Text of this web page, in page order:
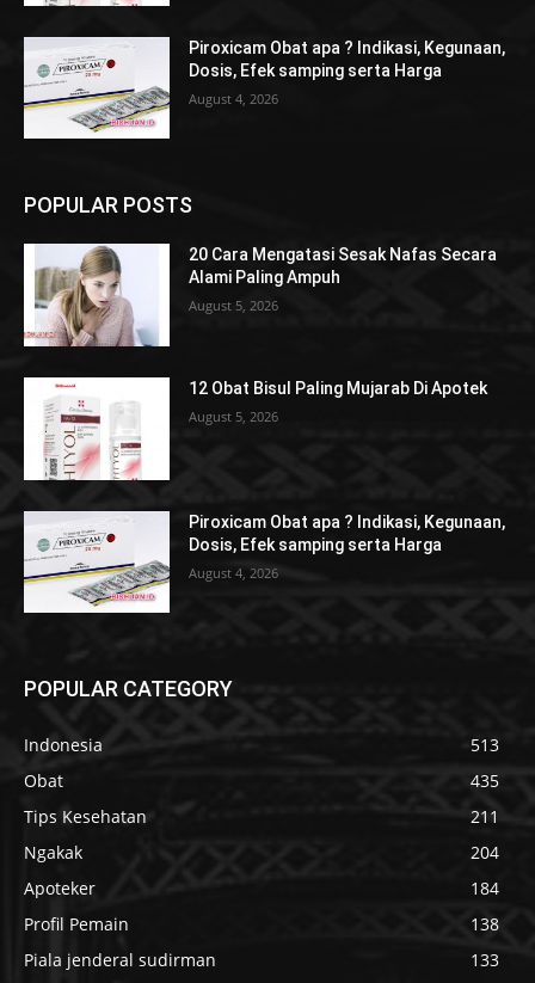
Piroxicam Obat apa ? Indikasi, Kegunaan,
Dosis, Efek samping serta Harga
August 4, 2026
POPULAR POSTS
20 Cara Mengatasi Sesak Nafas Secara
Alami Paling Ampuh
August 5, 2026
12 Obat Bisul Paling Mujarab Di Apotek
August 5, 2026
Piroxicam Obat apa ? Indikasi, Kegunaan,
Dosis, Efek samping serta Harga
August 4, 2026
POPULAR CATEGORY
Indonesia
513
Obat
435
Tips Kesehatan
211
Ngakak
204
Apoteker
184
Profil Pemain
138
Piala jenderal sudirman
133